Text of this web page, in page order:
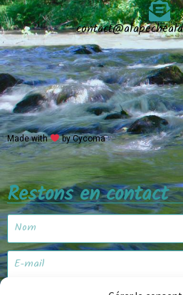
Made with by Cycoma
Restons en contact